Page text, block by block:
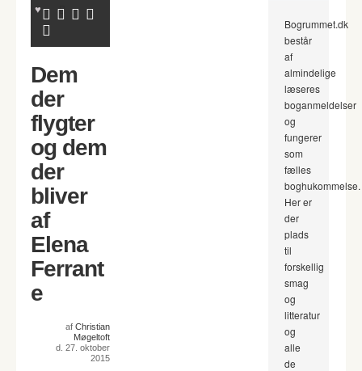
Dem
der
flygter
og dem
der
bliver
af
Elena
Ferrant
e
af Christian
Møgeltoft
d. 27. oktober
2015
Bogrummet.dk
består
af
almindelige
læseres
boganmeldelser
og
fungerer
som
fælles
boghukommelse.
Her er
der
plads
til
forskellig
smag
og
litteratur
og
alle
de